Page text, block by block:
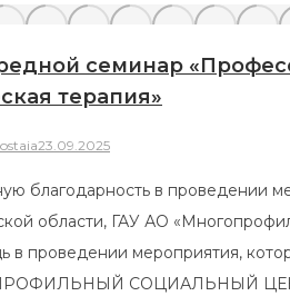
семинар
в проведении
ГАУ АО «Многопрофильный
мероприятия, которое
СОЦИАЛЬНЫЙ ЦЕНТР